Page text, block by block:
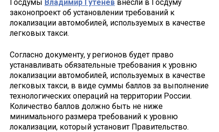
Госдумы Владимир Гутенев внесли в Госдуму
законопроект об установлении требований к
локализации автомобилей, используемых в качестве
легковых такси.
Согласно документу, у регионов будет право
устанавливать обязательные требования к уровню
локализации автомобилей, используемых в качестве
легковых такси, в виде суммы баллов за выполнение
технологических операций на территории России.
Количество баллов должно быть не ниже
минимального размера требований к уровню
локализации, который установит Правительство.